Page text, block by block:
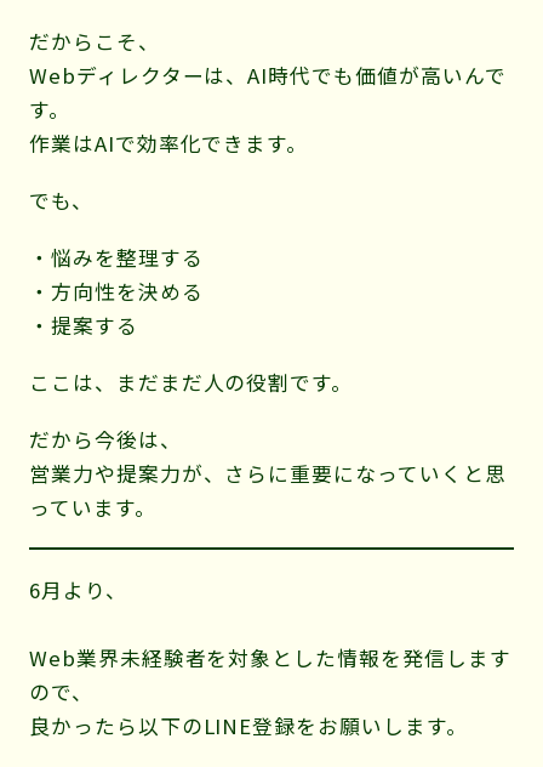
だからこそ、
Webディレクターは、AI時代でも価値が高いんで
す。
作業はAIで効率化できます。
でも、
・悩みを整理する
・方向性を決める
・提案する
ここは、まだまだ人の役割です。
だから今後は、
営業力や提案力が、さらに重要になっていくと思
っています。
6月より、
Web業界未経験者を対象とした情報を発信します
ので、
良かったら以下のLINE登録をお願いします。